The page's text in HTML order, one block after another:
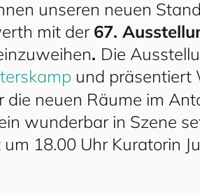
unseren neuen
mit der67.
. Die
und präsentiert
die neuen Räume im
wunderbar in Szene
18.00 Uhr Kuratorin